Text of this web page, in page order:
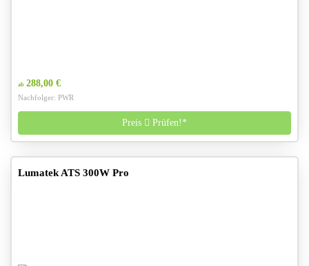
ab 288,00 €
Nachfolger: PWR
Preis Prüfen!*
Lumatek ATS 300W Pro